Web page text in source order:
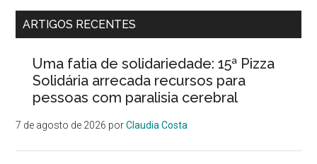
ARTIGOS RECENTES
Uma fatia de solidariedade: 15ª Pizza
Solidária arrecada recursos para
pessoas com paralisia cerebral
7 de agosto de 2026 porClaudia Costa